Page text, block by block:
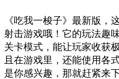
《吃我一梭子》最新版，
射击游戏哦！它的玩法趣
关卡模式，能让玩家收获
且在游戏里，还能使用各
是你感兴趣，那就赶紧来